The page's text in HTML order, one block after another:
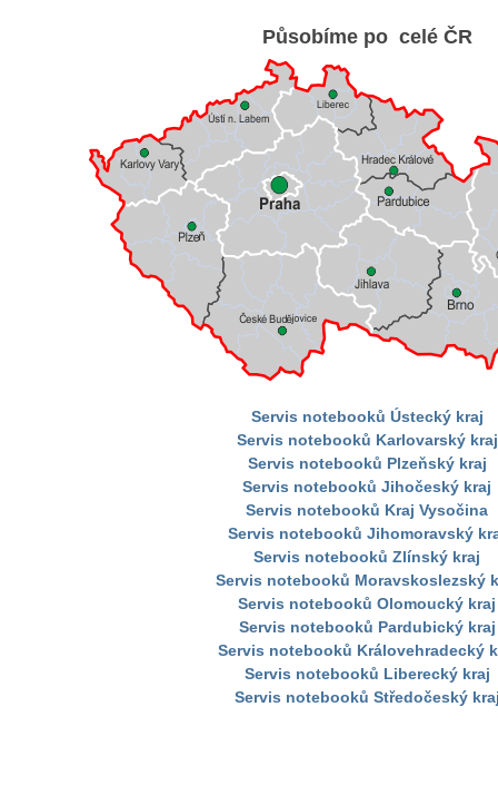
Působíme po celé ČR
Servis notebooků Ústecký kraj
Servis notebooků Karlovarský kraj
Servis notebooků Plzeňský kraj
Servis notebooků Jihočeský kraj
Servis notebooků Kraj Vysočina
Servis notebooků Jihomoravský
Servis notebooků Zlínský kraj
Servis notebooků Moravskoslezský
Servis notebooků Olomoucký kraj
Servis notebooků Pardubický kraj
Servis notebooků Královehradecký
Servis notebooků Liberecký kraj
Servis notebooků Středočeský